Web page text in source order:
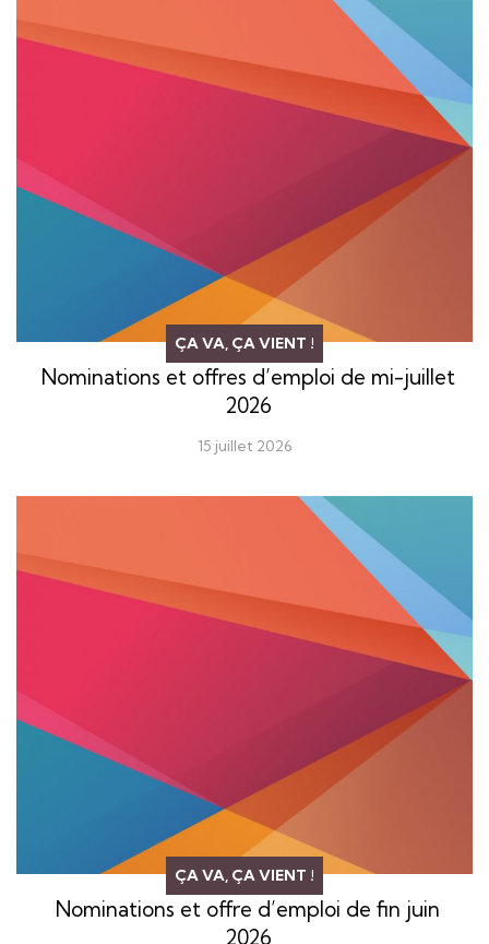
ÇA VA, ÇA VIENT !
Nominations et offres d’emploi de mi-juillet
2026
15 juillet 2026
ÇA VA, ÇA VIENT !
Nominations et offre d’emploi de fin juin
2026